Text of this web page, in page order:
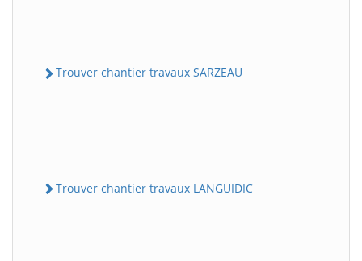
Trouver chantier travaux SARZEAU
Trouver chantier travaux LANGUIDIC